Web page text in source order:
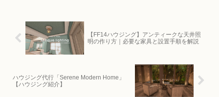
【FF14ハウジング】アンティークな天井照
明の作り方｜必要な家具と設置手順を解説
ハウジング代行「Serene Modern Home」
【ハウジング紹介】